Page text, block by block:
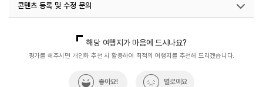
#역사이야기 #역사체험
콘텐츠 등록 및 수정 문의
해당 여행지가 마음에 드시나요?
평가를 해주시면 개인화 추천 시 활용하여 최적의 여행지를 추천해 드리겠습니다.
좋아요! 별로예요